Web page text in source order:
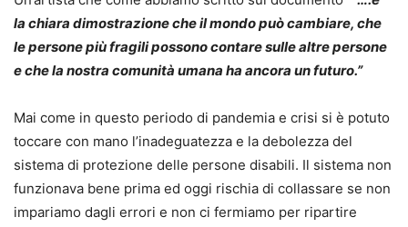
la chiara dimostrazione che il mondo può cambiare, che
le persone più fragili possono contare sulle altre persone
e che la nostra comunità umana ha ancora un futuro.”
Mai come in questo periodo di pandemia e crisi si è potuto
toccare con mano l’inadeguatezza e la debolezza del
sistema di protezione delle persone disabili. Il sistema non
funzionava bene prima ed oggi rischia di collassare se non
impariamo dagli errori e non ci fermiamo per ripartire